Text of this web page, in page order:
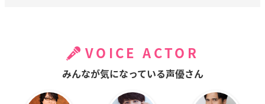
VOICE ACTOR
みんなが気になっている声優さん